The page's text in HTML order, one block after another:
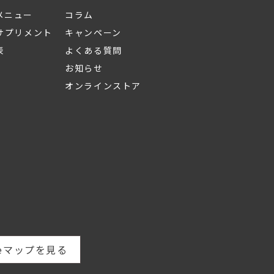
ニュー
プリメント
コラム
キャンペーン
よくある質問
お知らせ
オンラインストア
ップを見る